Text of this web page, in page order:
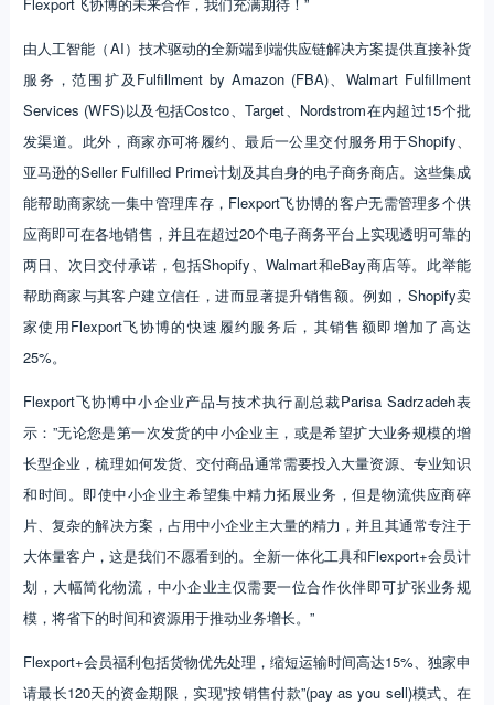
由人工智能（AI）技术驱动的全新端到端供应链解决方案提供直接补货
服务，范围扩及Fulfillment by Amazon (FBA)、Walmart Fulfillment
Services (WFS)以及包括Costco、Target、Nordstrom在内超过15个批
发渠道。此外，商家亦可将履约、最后一公里交付服务用于Shopify、
亚马逊的Seller Fulfilled Prime计划及其自身的电子商务商店。这些集成
能帮助商家统一集中管理库存，Flexport飞协博的客户无需管理多个供
应商即可在各地销售，并且在超过20个电子商务平台上实现透明可靠的
两日、次日交付承诺，包括Shopify、Walmart和eBay商店等。此举能
帮助商家与其客户建立信任，进而显著提升销售额。例如，Shopify卖
家使用Flexport飞协博的快速履约服务后，其销售额即增加了高达
25%。
Flexport飞协博中小企业产品与技术执行副总裁Parisa Sadrzadeh表
示：”无论您是第一次发货的中小企业主，或是希望扩大业务规模的增
长型企业，梳理如何发货、交付商品通常需要投入大量资源、专业知识
和时间。即使中小企业主希望集中精力拓展业务，但是物流供应商碎
片、复杂的解决方案，占用中小企业主大量的精力，并且其通常专注于
大体量客户，这是我们不愿看到的。全新一体化工具和Flexport+会员计
划，大幅简化物流，中小企业主仅需要一位合作伙伴即可扩张业务规
模，将省下的时间和资源用于推动业务增长。”
Flexport+会员福利包括货物优先处理，缩短运输时间高达15%、独家申
请最长120天的资金期限，实现”按销售付款”(pay as you sell)模式、在